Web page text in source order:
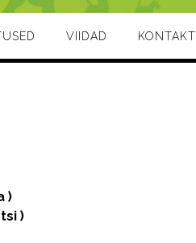
VIIDAD KONTAKT
)
)